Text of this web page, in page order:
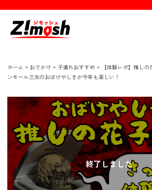
ホーム > おでかけ > 子連れおすすめ >
【体験レポ】推し
ンモール三光のおばけやしきが今年も楽しい！
終了しました